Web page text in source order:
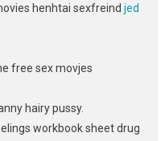
henhtai sexfreind jed
free sex movjes
hairy pussy.
workbook sheet drug